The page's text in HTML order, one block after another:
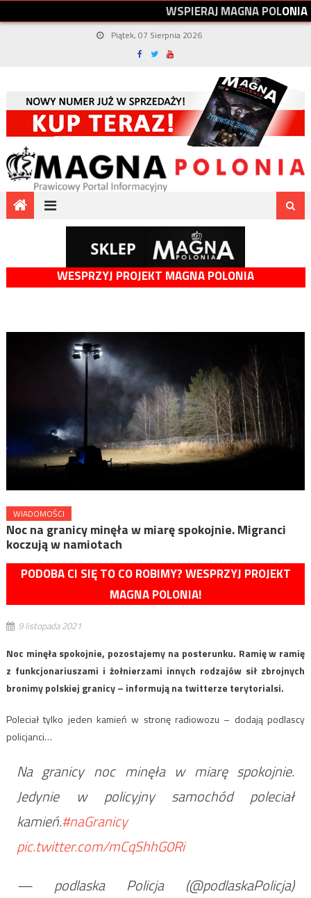
WSPIERAJMAGNAPOLONIA
Piątek, 07 Sierpnia 2026
WESPRZYJ PROJEKT MAGNA POLONIA
WIADOMOŚCI
Noc na granicy minęła w miarę spokojnie. Migranci
koczują w namiotach
PODOBA CI SIĘ TO CO ROBIMY? WESPRZYJ PROJEKT
MAGNA POLONIA!
9 listopada 2021
Noc minęła spokojnie, pozostajemy na posterunku. Ramię w ramię
z funkcjonariuszami i żołnierzami innych rodzajów sił zbrojnych
bronimy polskiej granicy – informują na twitterze terytorialsi.
Poleciał tylko jeden kamień w stronę radiowozu – dodają podlascy
policjanci…
Na granicy noc minęła w miarę spokojnie.
Jedynie w policyjny samochód poleciał
kamień.#naGranicy
pic.twitter.com/mCqShhG0Ri
— podlaska Policja (@podlaskaPolicja)